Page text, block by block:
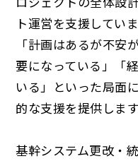
ト運営を支援していま
「計画はあるが不安
要になっている」「
いる」といった局面
的な支援を提供します
基幹システム更改・